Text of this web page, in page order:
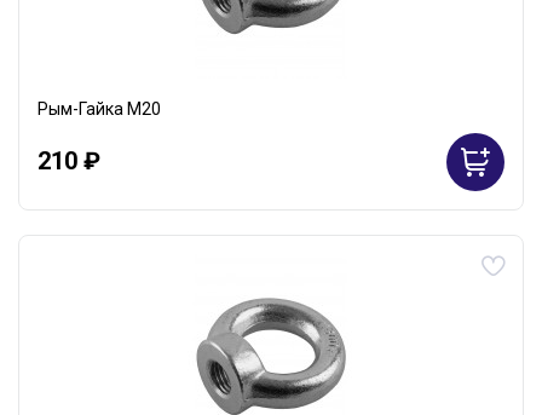
Рым-Гайка М20
210 ₽